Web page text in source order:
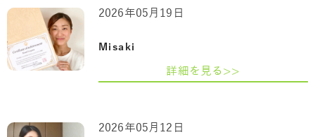
Misaki
2026年05月19日
詳細を見る>>
2026年05月12日